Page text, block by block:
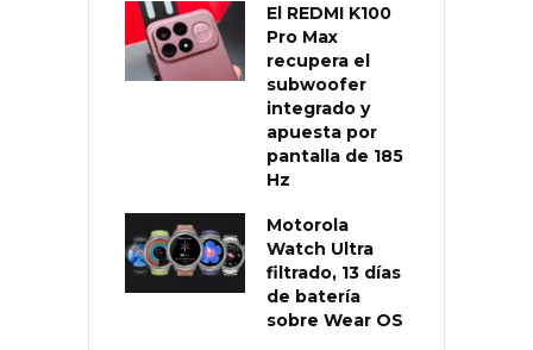
El REDMI K100
Pro Max
recupera el
subwoofer
integrado y
apuesta por
pantalla de 185
Hz
Motorola
Watch Ultra
filtrado, 13 días
de batería
sobre Wear OS